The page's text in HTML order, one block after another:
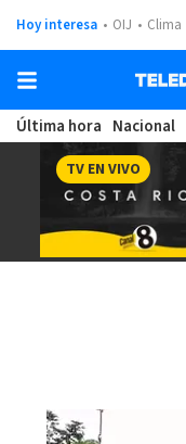
Hoy interesa OIJ Clima
Última hora Nacional
TV EN VIVO